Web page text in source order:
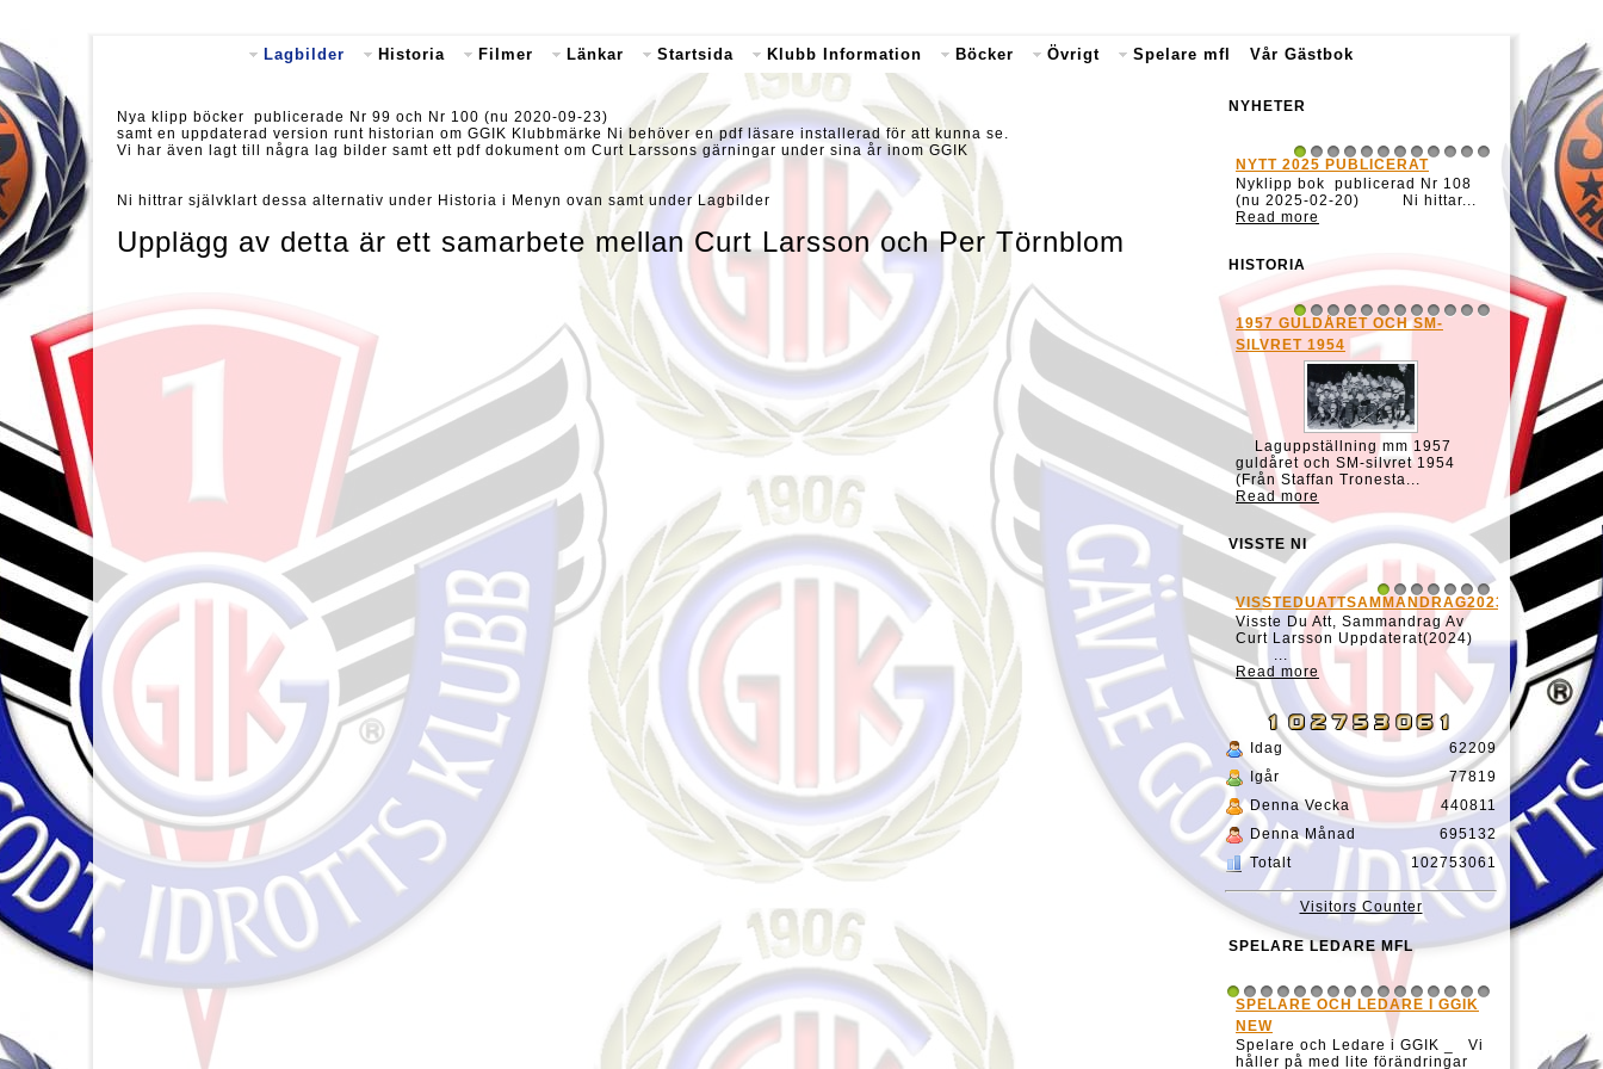
Lagbilder Historia Filmer Länkar Startsida Klubb Information Böcker Övrigt Spelare mfl Vår Gästbok
Nya klipp böcker publicerade Nr 99 och Nr 100 (nu 2020-09-23)
samt en uppdaterad version runt historian om GGIK Klubbmärke Ni behöver en pdf läsare installerad för att kunna se.
Vi har även lagt till några lag bilder samt ett pdf dokument om Curt Larssons gärningar under sina år inom GGIK
Ni hittrar självklart dessa alternativ under Historia i Menyn ovan samt under Lagbilder
Upplägg av detta är ett samarbete mellan Curt Larsson och Per Törnblom
NYHETER
1 2 3 4 5 6 7 8 9
NYTT 2025 PUBLICERAT
Nyklipp bok publicerad Nr 108
(nu 2025-02-20) Ni hittar...
Read more
NYTT 2022
Nya klipp
101 och Nr
...
Read more
HISTORIA
1 2 3 4 5 6 7 8 9
1957 GULDÅRET OCH SM-
SILVRET 1954
Laguppställning mm 1957
guldåret och SM-silvret 1954
(Från Staffan Tronesta...
Read more
HOCKEY
Gävle
40 1939/
Brynäs IF
Read more
VISSTE NI
1 2 3 4 5 6 7
VISSTEDUATTSAMMANDRAG20231127
Visste Du Att, Sammandrag Av
Curt Larsson Uppdaterat(2024)
...
Read more
MATCH
Visste
matchtiden
lätt.Kanske
Read more
Idag
Igår
Denna Vecka
Denna Månad
Totalt
62209
77819
440811
695132
102753061
Visitors Counter
SPELARE LEDARE MFL
2 3 4 5 6 7 8 9 101112 13141516
SPELARE OCH LEDARE I GGIK
NEW
Spelare och Ledare i GGIK _ Vi
håller på med lite förändringar